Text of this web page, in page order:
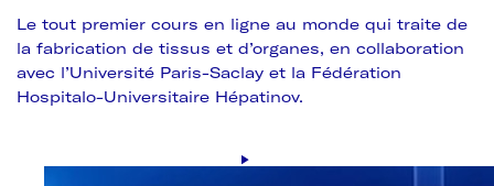
Le tout premier cours en ligne au monde qui traite de
la fabrication de tissus et d’organes, en collaboration
avec l’Université Paris-Saclay et la Fédération
Hospitalo-Universitaire Hépatinov.